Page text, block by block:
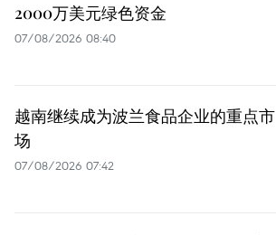
2000万美元绿色资金
07/08/2026 08:40
越南继续成为波兰食品企业的重点市
场
07/08/2026 07:42